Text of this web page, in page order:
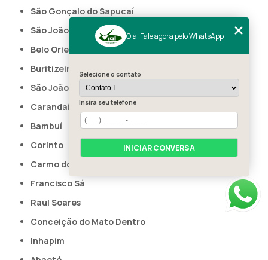
São Gonçalo do Sapucaí
São João da Ponte
Belo Oriente
Buritizeiro
São João do Paraíso
Carandaí
Bambuí
Corinto
Carmo do Cajuru
Francisco Sá
Raul Soares
Conceição do Mato Dentro
Inhapim
Olá! Fale agora pelo WhatsApp
Selecione o contato
Insira seu telefone
INICIAR CONVERSA